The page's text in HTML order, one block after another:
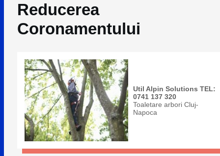
Reducerea
Coronamentului
Util Alpin Solutions TEL:
0741 137 320
Toaletare arbori Cluj-
Napoca